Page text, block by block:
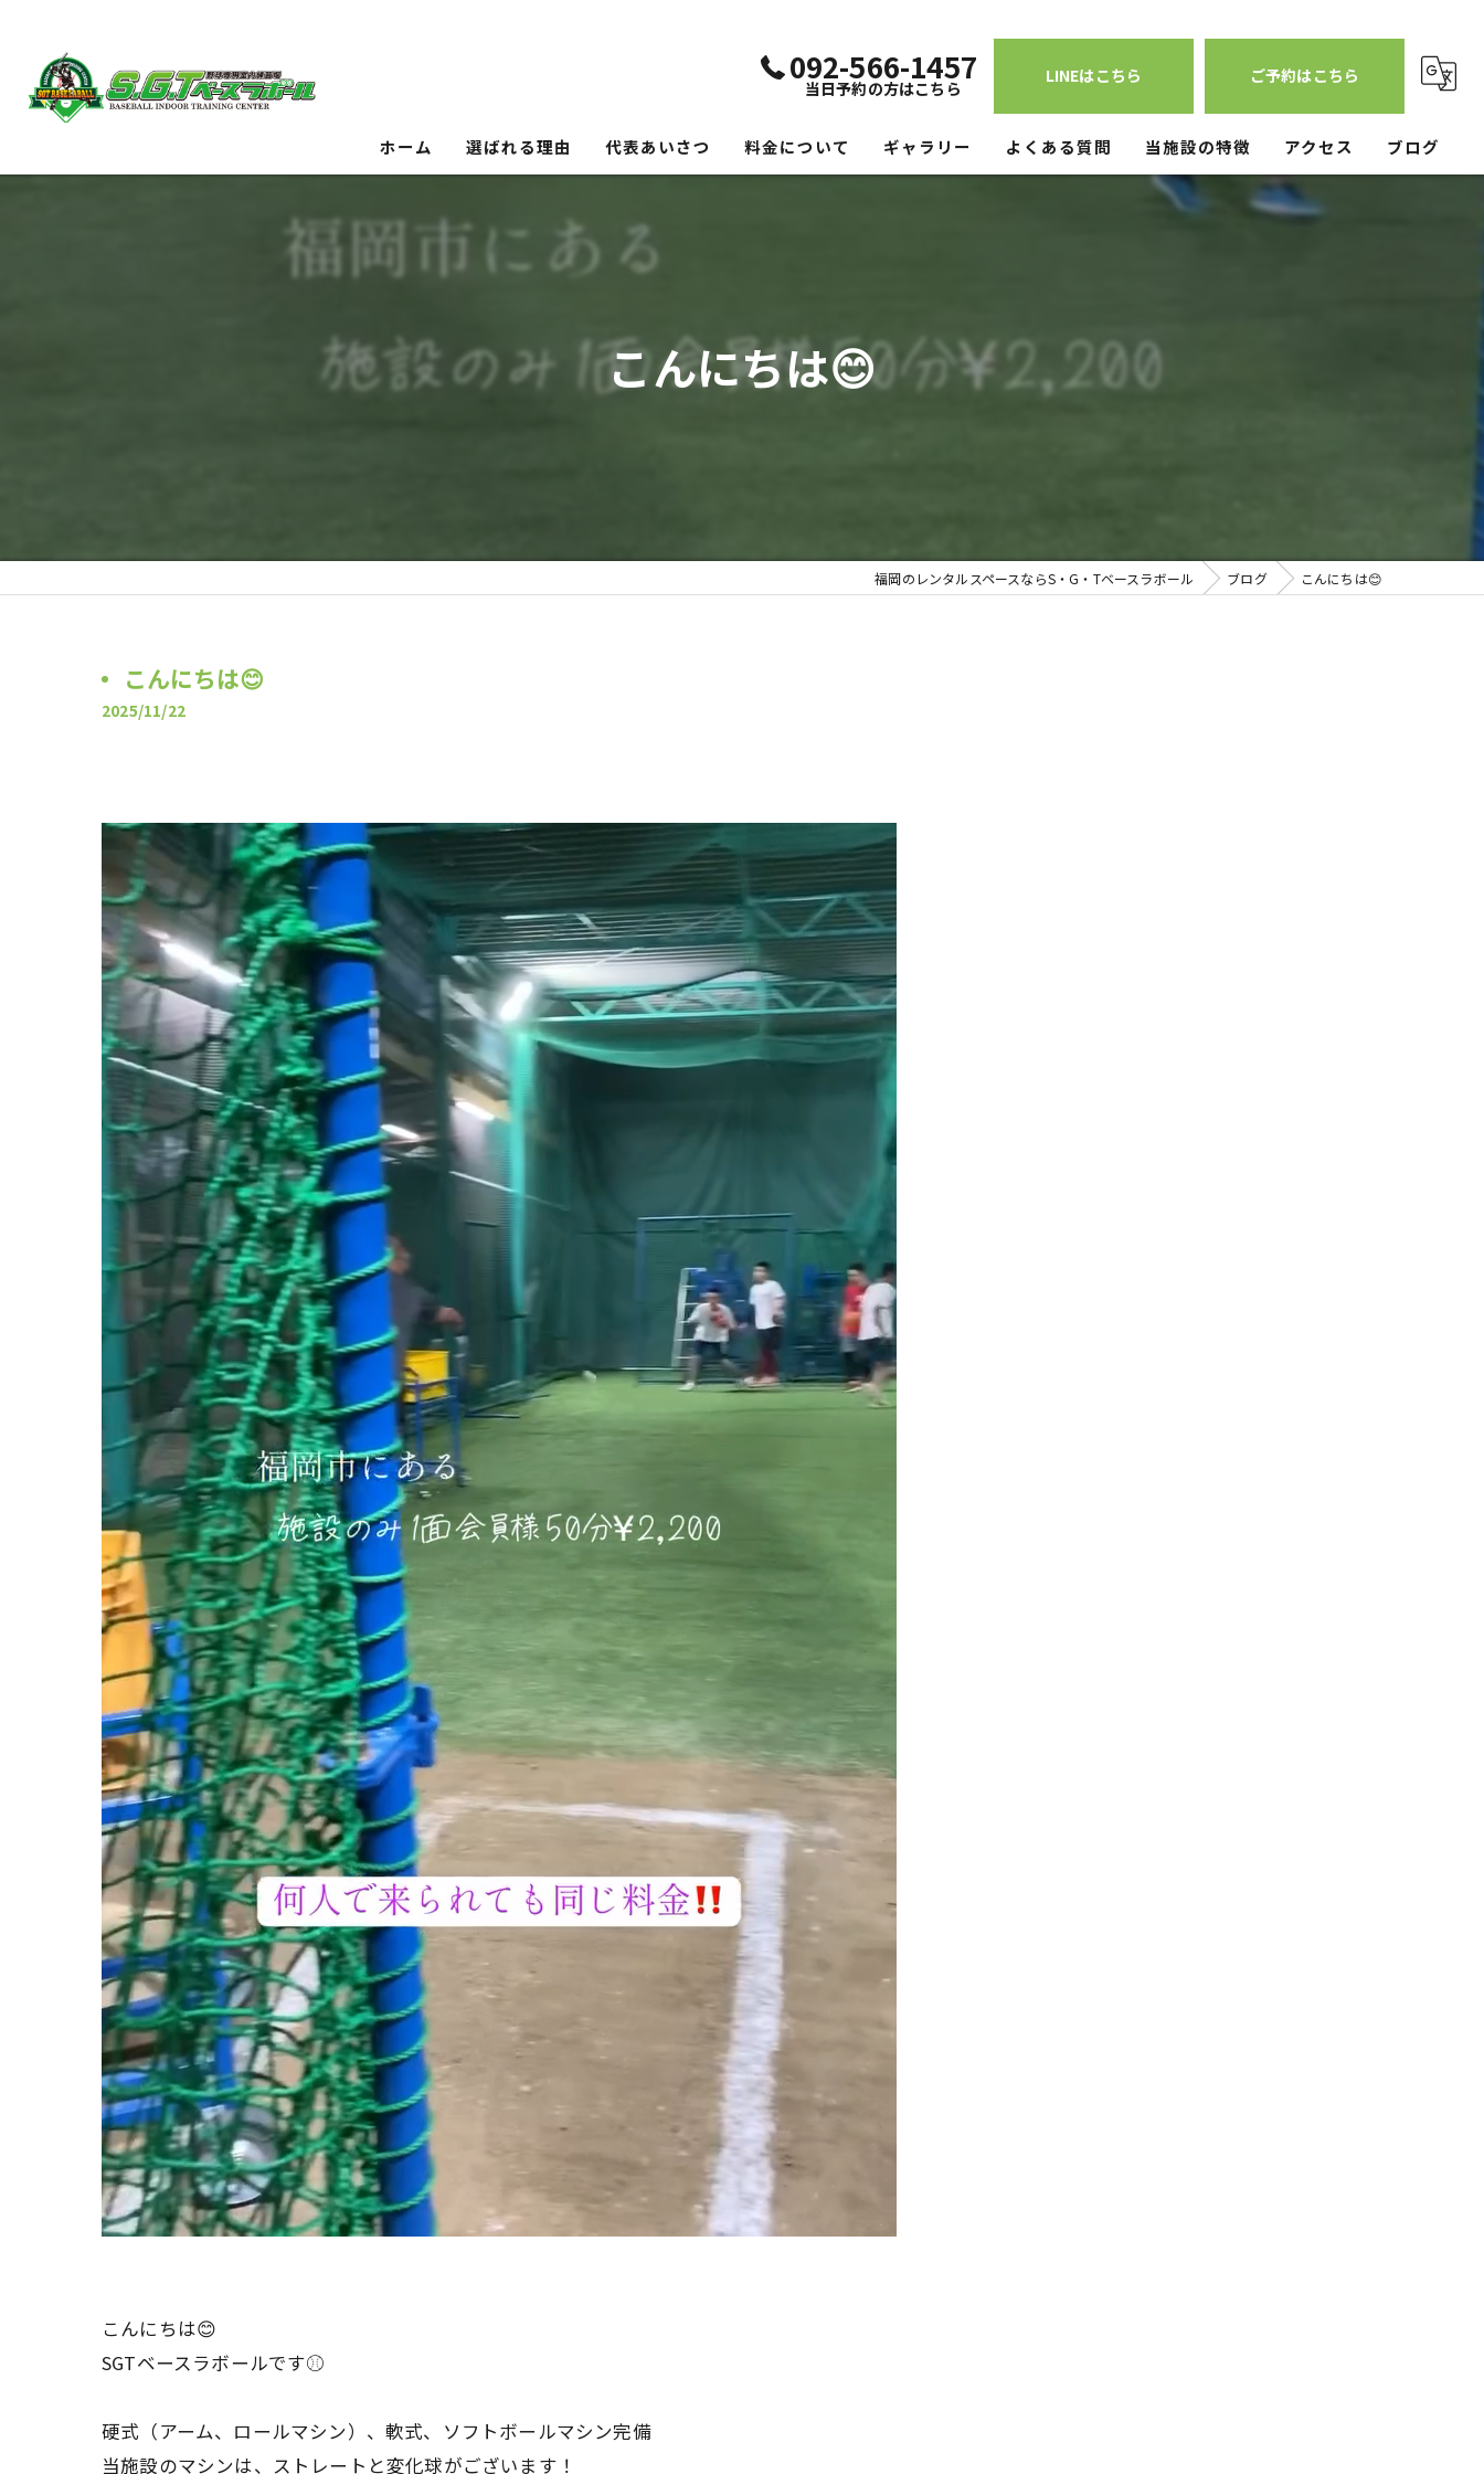
092-566-1457
当日予約の方はこちら
LINEはこちら ご予約はこちら
ホーム 選ばれる理由 代表あいさつ 料金について ギャラリー よくある質問 当施設の特徴 アクセス ブログ
こんにちは😊
福岡のレンタルスペースならS・G・Tベースラボール ブログ こんにちは😊
こんにちは😊
2025/11/22
こんにちは😊
SGTベースラボールです⚾️
硬式（アーム、ロールマシン）、軟式、ソフトボールマシン完備
当施設のマシンは、ストレートと変化球がございます！